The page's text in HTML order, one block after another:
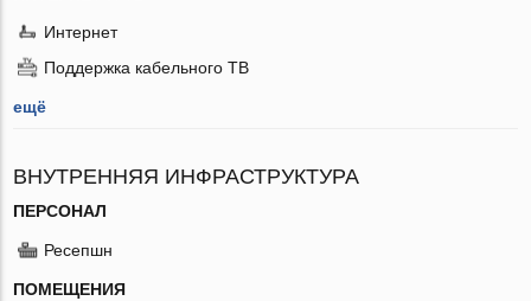
Интернет
Поддержка кабельного ТВ
ещё
ВНУТРЕННЯЯ ИНФРАСТРУКТУРА
ПЕРСОНАЛ
Ресепшн
ПОМЕЩЕНИЯ